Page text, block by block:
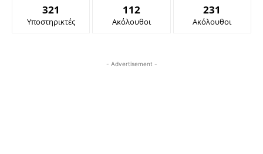
321
Υποστηρικτές
112
Ακόλουθοι
231
Ακόλουθοι
- Advertisement -